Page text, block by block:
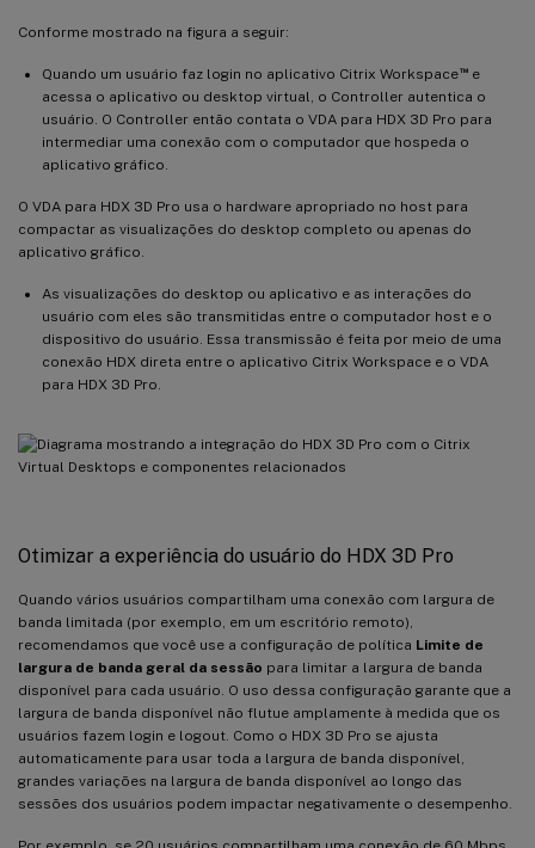
Conforme mostrado na figura a seguir:
Quando um usuário faz login no aplicativo Citrix Workspace™e
acessa o aplicativo ou desktop virtual, o Controller autentica o
usuário. O Controller então contata o VDA para HDX 3D Pro para
intermediar uma conexão com o computador que hospeda o
aplicativo gráfico.
O VDA para HDX 3D Pro usa o hardware apropriado no host para
compactar as visualizações do desktop completo ou apenas do
aplicativo gráfico.
As visualizações do desktop ou aplicativo e as interações do
usuário com eles são transmitidas entre o computador host e o
dispositivo do usuário. Essa transmissão é feita por meio de uma
conexão HDX direta entre o aplicativo Citrix Workspace e o VDA
para HDX 3D Pro.
Otimizar a experiência do usuário do HDX 3D Pro
Quando vários usuários compartilham uma conexão com largura de
banda limitada (por exemplo, em um escritório remoto),
recomendamos que você use a configuração de política Limite de
largura de banda geral da sessão para limitar a largura de banda
disponível para cada usuário. O uso dessa configuração garante que a
largura de banda disponível não flutue amplamente à medida que os
usuários fazem login e logout. Como o HDX 3D Pro se ajusta
automaticamente para usar toda a largura de banda disponível,
grandes variações na largura de banda disponível ao longo das
sessões dos usuários podem impactar negativamente o desempenho.